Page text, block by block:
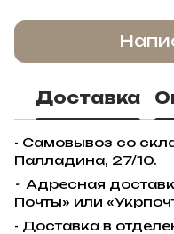
Доставка
- Самовывоз со
Палладина, 27/10.
- Адресная
Почты» или
- Доставка в